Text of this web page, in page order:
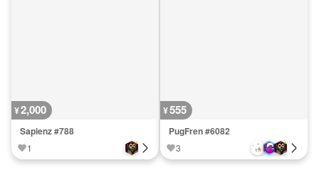
¥2,000
Sapienz #788
1
¥555
PugFren #6082
3